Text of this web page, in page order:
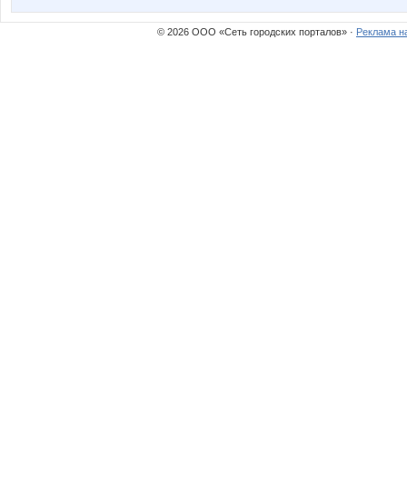
© 2026 ООО «Сеть городских порталов» · Реклама